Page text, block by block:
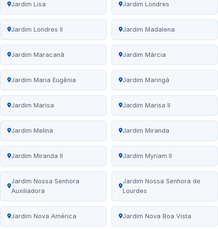
Jardim Lisa Jardim Londres
Jardim Londres II Jardim Madalena
Jardim Maracanã Jardim Márcia
Jardim Maria Eugênia Jardim Maringá
Jardim Marisa Jardim Marisa II
Jardim Melina Jardim Miranda
Jardim Miranda II Jardim Myriam II
Jardim Nossa Senhora
Auxiliadora
Jardim Nossa Senhora de
Lourdes
Jardim Nova América Jardim Nova Boa Vista